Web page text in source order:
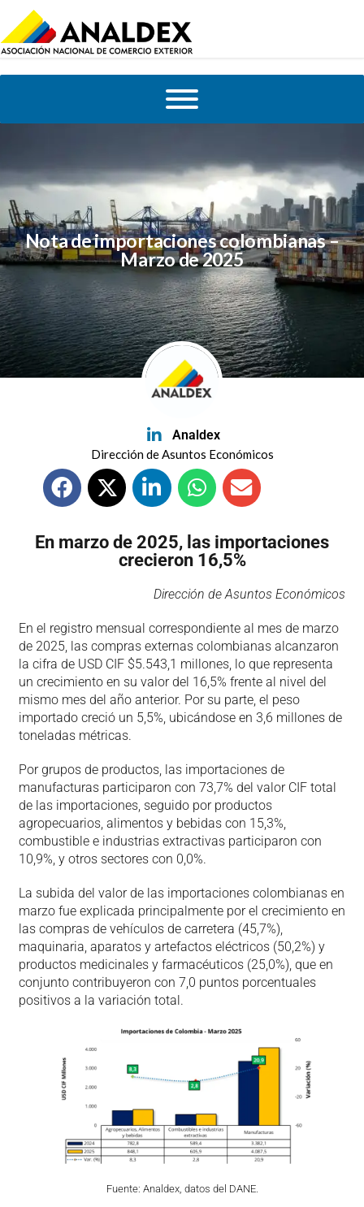
Nota de importaciones colombianas –
Marzo de 2025
Analdex
Dirección de Asuntos Económicos
En marzo de 2025, las importaciones
crecieron 16,5%
Dirección de Asuntos Económicos
En el registro mensual correspondiente al mes de marzo
de 2025, las compras externas colombianas alcanzaron
la cifra de USD CIF $5.543,1 millones, lo que representa
un crecimiento en su valor del 16,5% frente al nivel del
mismo mes del año anterior. Por su parte, el peso
importado creció un 5,5%, ubicándose en 3,6 millones de
toneladas métricas.
Por grupos de productos, las importaciones de
manufacturas participaron con 73,7% del valor CIF total
de las importaciones, seguido por productos
agropecuarios, alimentos y bebidas con 15,3%,
combustible e industrias extractivas participaron con
10,9%, y otros sectores con 0,0%.
La subida del valor de las importaciones colombianas en
marzo fue explicada principalmente por el crecimiento en
las compras de vehículos de carretera (45,7%),
maquinaria, aparatos y artefactos eléctricos (50,2%) y
productos medicinales y farmacéuticos (25,0%), que en
conjunto contribuyeron con 7,0 puntos porcentuales
positivos a la variación total.
Fuente: Analdex, datos del DANE.